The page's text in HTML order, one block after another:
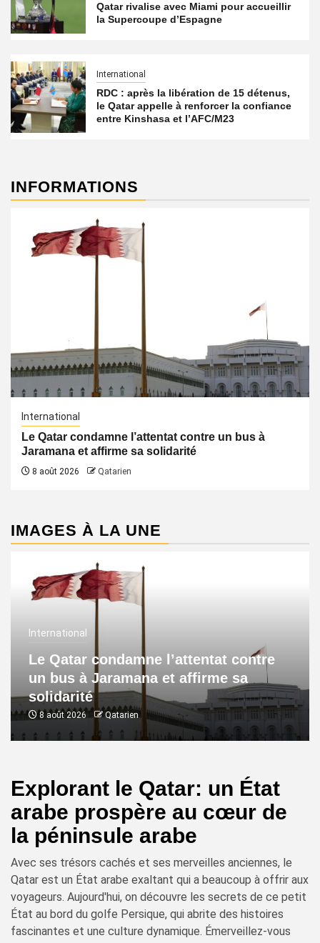
Qatar rivalise avec Miami pour accueillir
la Supercoupe d’Espagne
International
RDC : après la libération de 15 détenus,
le Qatar appelle à renforcer la confiance
entre Kinshasa et l’AFC/M23
INFORMATIONS
International
Le Qatar condamne l’attentat contre un bus à
Jaramana et affirme sa solidarité
8 août 2026 Qatarien
IMAGES À LA UNE
International
Le Qatar condamne l’attentat contre
un bus à Jaramana et affirme sa
solidarité
8 août 2026 Qatarien
Explorant le Qatar: un État
arabe prospère au cœur de
la péninsule arabe
Avec ses trésors cachés et ses merveilles anciennes, le
Qatar est un État arabe exaltant qui a beaucoup à offrir aux
voyageurs. Aujourd'hui, on découvre les secrets de ce petit
État au bord du golfe Persique, qui abrite des histoires
fascinantes et une culture dynamique. Émerveillez-vous